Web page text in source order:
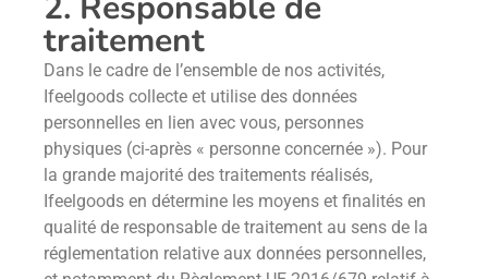
traitement
Dans le cadre de l’ensemble de nos activités,
Ifeelgoods collecte et utilise des données
personnelles en lien avec vous, personnes
physiques (ci-après « personne concernée »). Pour
la grande majorité des traitements réalisés,
Ifeelgoods en détermine les moyens et finalités en
qualité de responsable de traitement au sens de la
réglementation relative aux données personnelles,